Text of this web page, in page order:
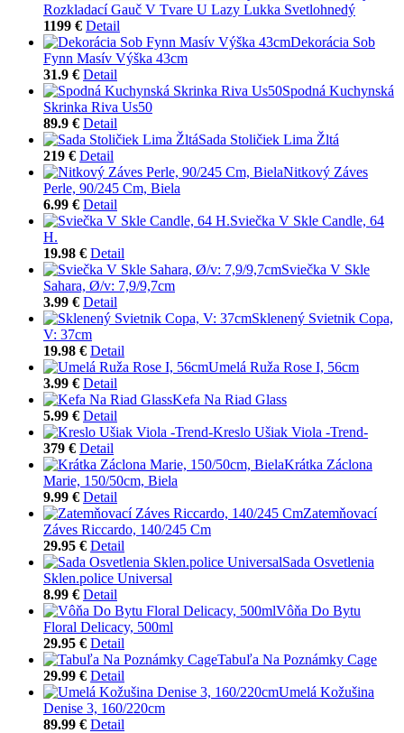
Rozkladací Gauč V Tvare U Lazy Lukka Svetlohnedý
1199 € Detail
Dekorácia Sob
Fynn Masív Výška 43cm
31.9 € Detail
Spodná Kuchynská
Skrinka Riva Us50
89.9 € Detail
Sada Stoličiek Lima Žltá
219 € Detail
Nitkový Záves
Perle, 90/245 Cm, Biela
6.99 € Detail
Sviečka V Skle Candle, 64
H.
19.98 € Detail
Sviečka V Skle
Sahara, Ø/v: 7,9/9,7cm
3.99 € Detail
Sklenený Svietnik Copa,
V: 37cm
19.98 € Detail
Umelá Ruža Rose I, 56cm
3.99 € Detail
Kefa Na Riad Glass
5.99 € Detail
Kreslo Ušiak Viola -Trend-
379 € Detail
Krátka Záclona
Marie, 150/50cm, Biela
9.99 € Detail
Zatemňovací
Záves Riccardo, 140/245 Cm
29.95 € Detail
Sada Osvetlenia
Sklen.police Universal
8.99 € Detail
Vôňa Do Bytu
Floral Delicacy, 500ml
29.95 € Detail
Tabuľa Na Poznámky Cage
29.99 € Detail
Umelá Kožušina
Denise 3, 160/220cm
89.99 € Detail